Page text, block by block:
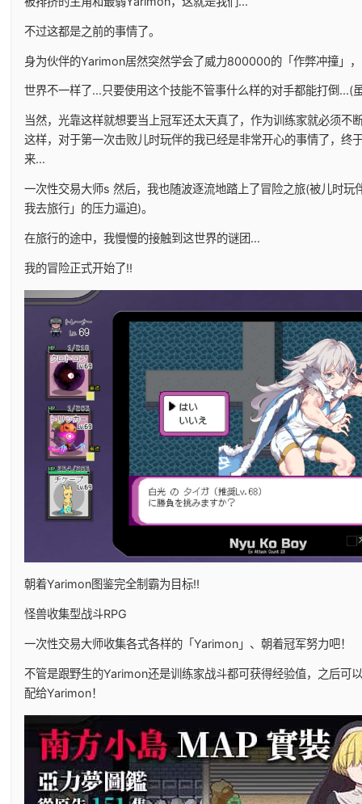
不过这都是之前的事情了。
身为伙伴的Yarimon居然突然学会了威力800000的「作弊冲撞」，
世界不一样了...只要使用这个技能不管事什么样的对手都能打倒...(
当然，光靠这样就想要当上冠军还太天真了，作为训练家就必须不
这样，对于第一次击败儿时玩伴的我已经是非常开心的事情了，终
来...
一次性交易大师s 然后，我也随波逐流地踏上了冒险之旅(被儿时玩
我去旅行」的压力逼迫)。
在旅行的途中，我慢慢的接触到这世界的谜团...
我的冒险正式开始了!!
朝着Yarimon图鉴完全制霸为目标!!
怪兽收集型战斗RPG
一次性交易大师收集各式各样的「Yarimon」、朝着冠军努力吧！
不管是跟野生的Yarimon还是训练家战斗都可获得经验值，之后可
配给Yarimon！